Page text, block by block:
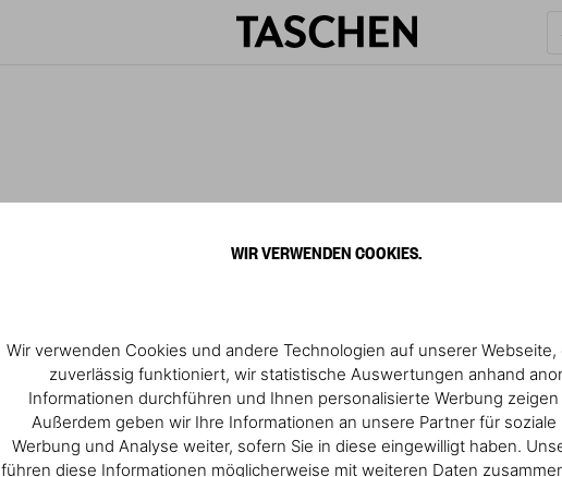
WIR VERWENDEN COOKIES.
Wir verwenden Cookies und andere Technologien auf unserer Webseite,
zuverlässig funktioniert, wir statistische Auswertungen anhand
Informationen durchführen und Ihnen personalisierte Werbung
Außerdem geben wir Ihre Informationen an unsere Partner für soziale
Werbung und Analyse weiter, sofern Sie in diese eingewilligt haben.
führen diese Informationen möglicherweise mit weiteren Daten